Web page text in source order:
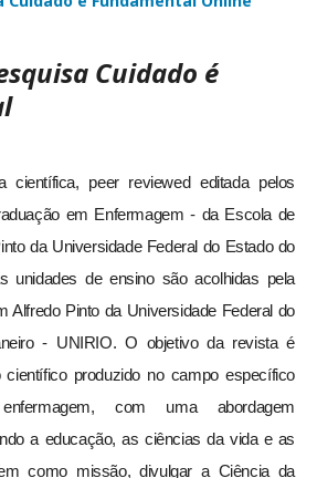
Cuidado é
científica, peer reviewed editada pelos
em Enfermagem - da Escola de
da Universidade Federal do Estado do
unidades de ensino são acolhidas pela
Alfredo Pinto da Universidade Federal do
- UNIRIO. O objetivo da revista é
científico produzido no campo específico
com uma abordagem
a educação, as ciências da vida e as
como missão, divulgar a Ciência da